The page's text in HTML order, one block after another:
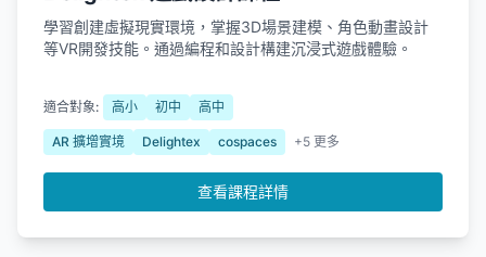
學習創建虛擬現實環境，掌握3D場景建模、角色動畫設計
等VR開發技能。通過編程和設計構建沉浸式遊戲體驗。
適合對象: 高小 初中 高中
AR 擴增實境 Delightex cospaces +5 更多
查看課程詳情